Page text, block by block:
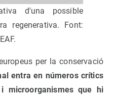
d'una possible
regenerativa. Font:
per la conservació
entra en números crítics
que hi